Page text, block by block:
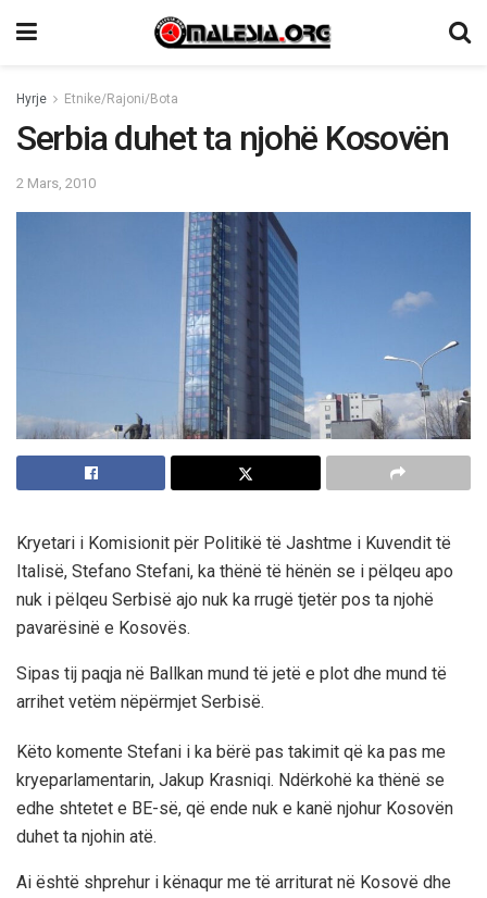
Hyrje Etnike/Rajoni/Bota
Serbia duhet ta njohë Kosovën
2 Mars, 2010
Kryetari i Komisionit për Politikë të Jashtme i Kuvendit të
Italisë, Stefano Stefani, ka thënë të hënën se i pëlqeu apo
nuk i pëlqeu Serbisë ajo nuk ka rrugë tjetër pos ta njohë
pavarësinë e Kosovës.
Sipas tij paqja në Ballkan mund të jetë e plot dhe mund të
arrihet vetëm nëpërmjet Serbisë.
Këto komente Stefani i ka bërë pas takimit që ka pas me
kryeparlamentarin, Jakup Krasniqi. Ndërkohë ka thënë se
edhe shtetet e BE-së, që ende nuk e kanë njohur Kosovën
duhet ta njohin atë.
Ai është shprehur i kënaqur me të arriturat në Kosovë dhe